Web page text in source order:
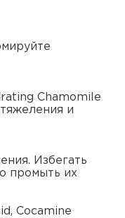
Chamomile
и
Избегать
промыть их
Cocamine